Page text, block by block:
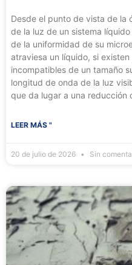
Desde el punto de vista de la
de la luz de un sistema
de la uniformidad de su
atraviesa un líquido, si
incompatibles de un tamaño
longitud de onda de la luz
que da lugar a una reducción
LEER MÁS "
20 de julio de 2026 Sin